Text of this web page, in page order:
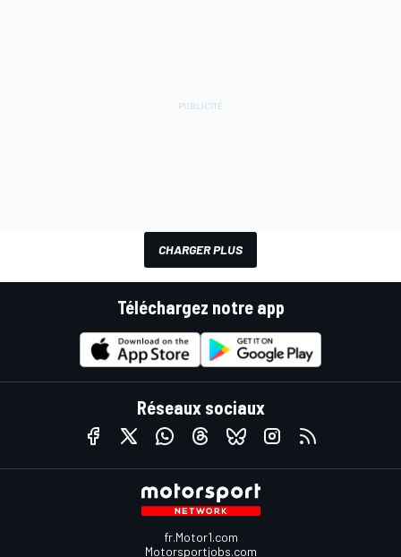
CHARGER PLUS
Téléchargez notre app
Réseaux sociaux
fr.Motor1.com
Motorsportjobs.com